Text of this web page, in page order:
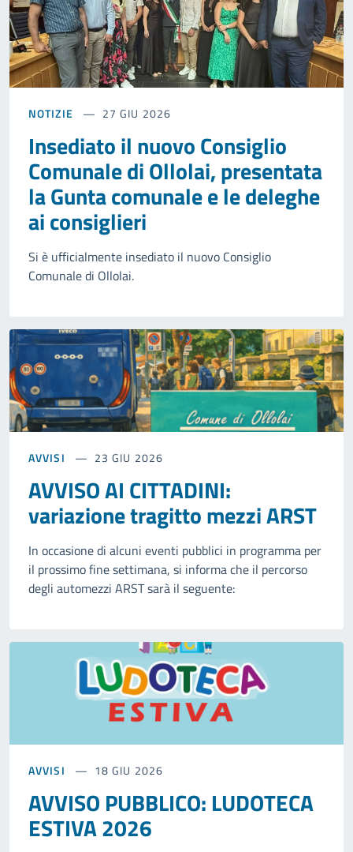
NOTIZIE 27 GIU 2026
Insediato il nuovo Consiglio
Comunale di Ollolai, presentata
la Gunta comunale e le deleghe
ai consiglieri
Si è ufficialmente insediato il nuovo Consiglio
Comunale di Ollolai.
AVVISI 23 GIU 2026
AVVISO AI CITTADINI:
variazione tragitto mezzi ARST
In occasione di alcuni eventi pubblici in programma per
il prossimo fine settimana, si informa che il percorso
degli automezzi ARST sarà il seguente:
AVVISI 18 GIU 2026
AVVISO PUBBLICO: LUDOTECA
ESTIVA 2026